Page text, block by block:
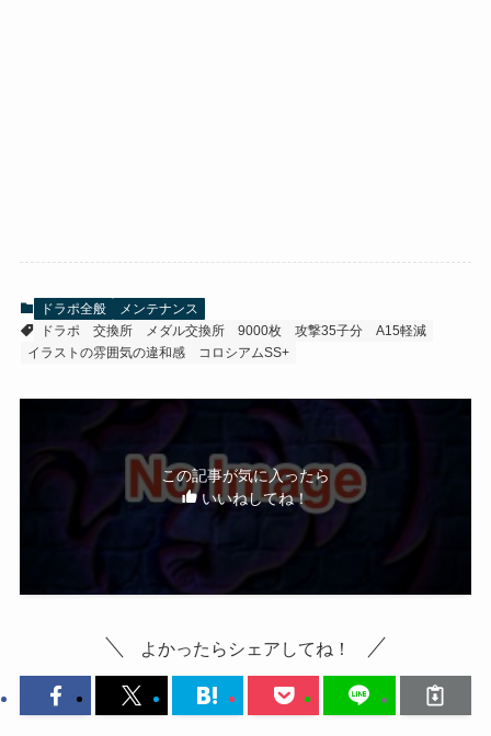
ドラポ全般
メンテナンス
ドラポ
交換所 メダル交換所 9000枚 攻撃35子分
A15軽減
イラストの雰囲気の違和感
コロシアムSS+
この記事が気に入ったら
いいねしてね！
よかったらシェアしてね！